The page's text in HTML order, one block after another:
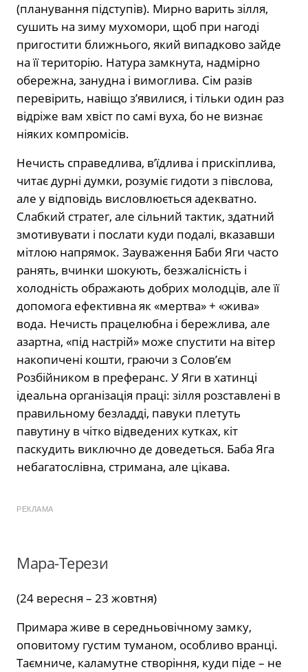
(планування підступів). Мирно варить зілля,
сушить на зиму мухомори, щоб при нагоді
пригостити ближнього, який випадково зайде
на її територію. Натура замкнута, надмірно
обережна, занудна і вимоглива. Сім разів
перевірить, навіщо з’явилися, і тільки один раз
відріже вам хвіст по самі вуха, бо не визнає
ніяких компромісів.
Нечисть справедлива, в’їдлива і прискіплива,
читає дурні думки, розуміє гидоти з півслова,
але у відповідь висловлюється адекватно.
Слабкий стратег, але сільний тактик, здатний
змотивувати і послати куди подалі, вказавши
мітлою напрямок. Зауваження Баби Яги часто
ранять, вчинки шокують, безжалісність і
холодність ображають добрих молодців, але її
допомога ефективна як «мертва» + «жива»
вода. Нечисть працелюбна і бережлива, але
азартна, «під настрій» може спустити на вітер
накопичені кошти, граючи з Солов’єм
Розбійником в преферанс. У Яги в хатинці
ідеальна організація праці: зілля розставлені в
правильному безладді, павуки плетуть
павутину в чітко відведених кутках, кіт
паскудить виключно де доведеться. Баба Яга
небагатослівна, стримана, але цікава.
РЕКЛАМА
Мара-Терези
(24 вересня – 23 жовтня)
Примара живе в середньовічному замку,
оповитому густим туманом, особливо вранці.
Таємниче, каламутне створіння, куди піде – не